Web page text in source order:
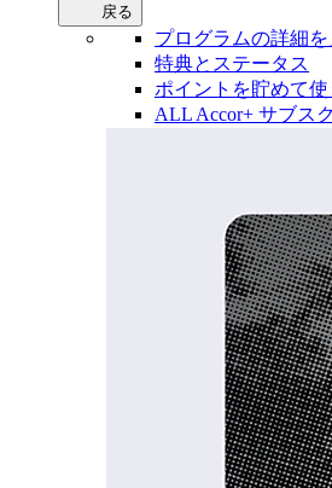
戻る
プログラムの詳細を
特典とステータス
ポイントを貯めて使
ALL Accor+ サブス